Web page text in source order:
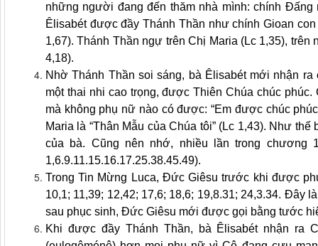
những người đang đến thăm nhà mình: chính
Êlisabét được đầy Thánh Thần như chính Gioan
1,67). Thánh Thần ngự trên Chị Maria (Lc 1,35),
4,18).
Nhờ Thánh Thần soi sáng, bà Êlisabét mới nhận
một thai nhi cao trọng, được Thiên Chúa chúc
mà không phụ nữ nào có được: “Em được chúc
Maria là “Thân Mẫu của Chúa tôi” (Lc 1,43). Như
của bà. Cũng nên nhớ, nhiều lần trong chương
1,6.9.11.15.16.17.25.38.45.49).
Trong Tin Mừng Luca, Đức Giêsu trước khi được
10,1; 11,39; 12,42; 17,6; 18,6; 19,8.31; 24,3.34. Đây
sau phục sinh, Đức Giêsu mới được gọi bằng tước
Khi được đầy Thánh Thần, bà Êlisabét nhận ra